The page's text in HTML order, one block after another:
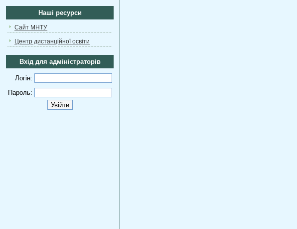
Наші ресурси
Сайт МНТУ
Центр дистанційної освіти
Вхід для адміністраторів
Логін:
Пароль: